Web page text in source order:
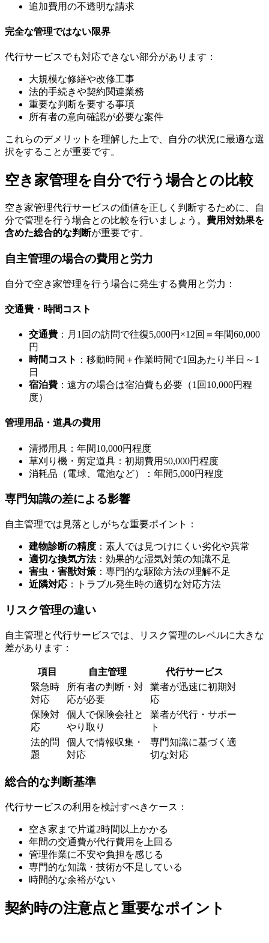
追加費用の不透明な請求
完全な管理ではない限界
代行サービスでも対応できない部分があります：
大規模な修繕や改修工事
法的手続きや契約関連業務
重要な判断を要する事項
所有者の意向確認が必要な案件
これらのデメリットを理解した上で、自分の状況に最適な選
択をすることが重要です。
空き家管理を自分で行う場合との比較
空き家管理代行サービスの価値を正しく判断するために、自
分で管理を行う場合との比較を行いましょう。 費用対効果を
含めた総合的な判断が重要です。
自主管理の場合の費用と労力
自分で空き家管理を行う場合に発生する費用と労力：
交通費・時間コスト
交通費 ：月1回の訪問で往復5,000円×12回＝年間60,000
円
時間コスト ：移動時間＋作業時間で1回あたり半日～1
日
宿泊費 ：遠方の場合は宿泊費も必要（1回10,000円程
度）
管理用品・道具の費用
清掃用具：年間10,000円程度
草刈り機・剪定道具：初期費用50,000円程度
消耗品（電球、電池など）：年間5,000円程度
専門知識の差による影響
自主管理では見落としがちな重要ポイント：
建物診断の精度 ：素人では見つけにくい劣化や異常
適切な換気方法：効果的な湿気対策の知識不足
害虫・害獣対策 ：専門的な駆除方法の理解不足
近隣対応 ：トラブル発生時の適切な対応方法
リスク管理の違い
自主管理と代行サービスでは、リスク管理のレベルに大きな
差があります：
項目 自主管理
代行サービス
緊急時
対応
所有者の判断・対
応が必要
業者が迅速に初期対
応
保険対
応
個人で保険会社と
やり取り
業者が代行・サポー
ト
法的問
題
個人で情報収集・
対応
専門知識に基づく適
切な対応
総合的な判断基準
代行サービスの利用を検討すべきケース：
空き家まで片道2時間以上かかる
年間の交通費が代行費用を上回る
管理作業に不安や負担を感じる
専門的な知識・技術が不足している
時間的な余裕がない
契約時の注意点と重要なポイント